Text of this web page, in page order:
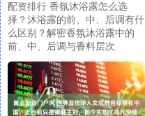
配资排行 香氛沐浴露怎么选
择？沐浴露的前、中、后调有什
么区别？解密香氛沐浴露中的
前、中、后调与香料层次